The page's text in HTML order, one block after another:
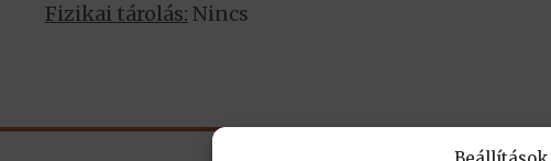
Fizikai tárolás: Nincs